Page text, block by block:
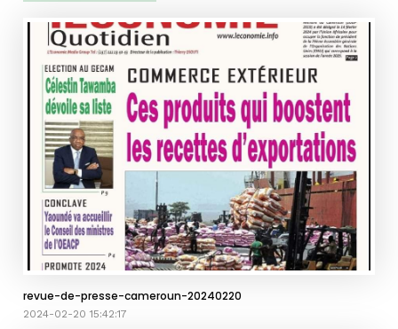
revue-de-presse-cameroun-20240220
2024-02-20 15:42:17